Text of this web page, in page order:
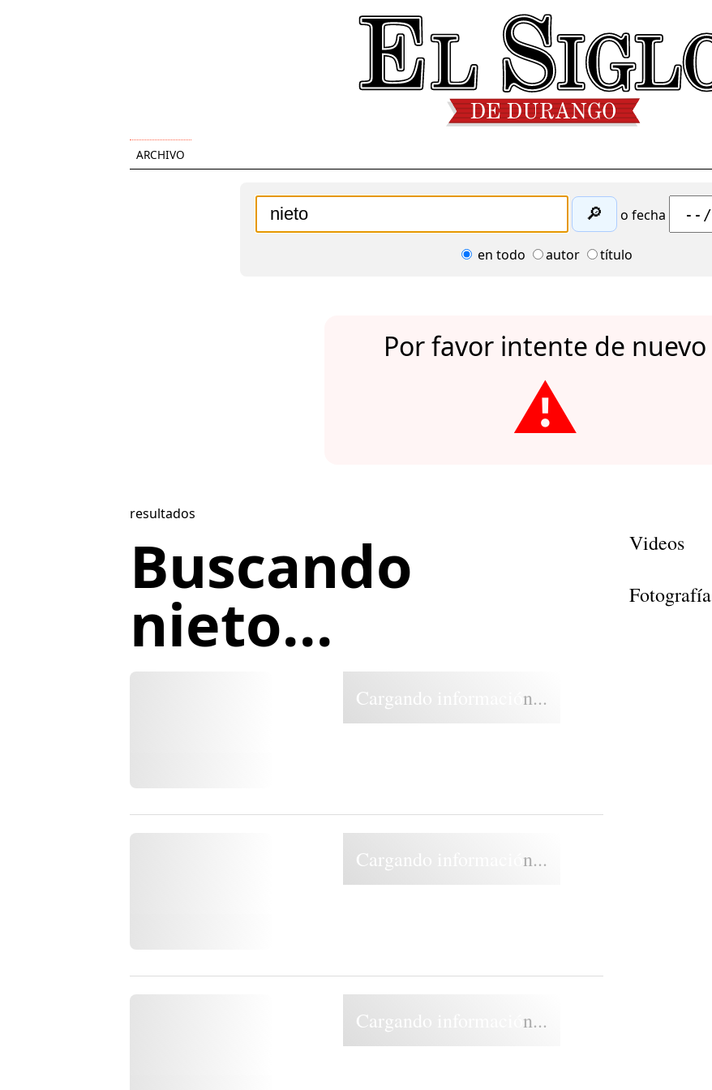
ARCHIVO
🔎 o fecha
en todo autor título
Por favor intente de nuevo
⚠️
resultados
Buscando
nieto...
Cargando información...
Cargando información...
Cargando información...
Videos
Fotografía